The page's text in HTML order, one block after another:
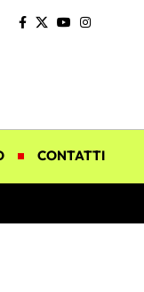
CONTATTI